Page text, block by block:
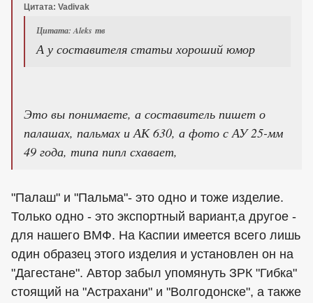
Цитата: Vadivak
Цитата: Aleks тв
А у составителя статьи хороший юмор
Это вы понимаете, а составитель пишет о
палашах, пальмах и АК 630, а фото с АУ 25-мм
49 года, типа пипл схавает,
"Палаш" и "Пальма"- это одно и тоже изделие.
Только одно - это экспортный вариант,а другое -
для нашего ВМФ. На Каспии имеется всего лишь
один образец этого изделия и установлен он на
"Дагестане". Автор забыл упомянуть ЗРК "Гибка"
стоящий на "Астрахани" и "Волгодонске", а также